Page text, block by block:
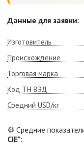
Данные для заявки:
Изготовитель
Происхождение
Торговая марка
Код ТН ВЭД
Средний USD/кг
⚙️ Средние
CIE":